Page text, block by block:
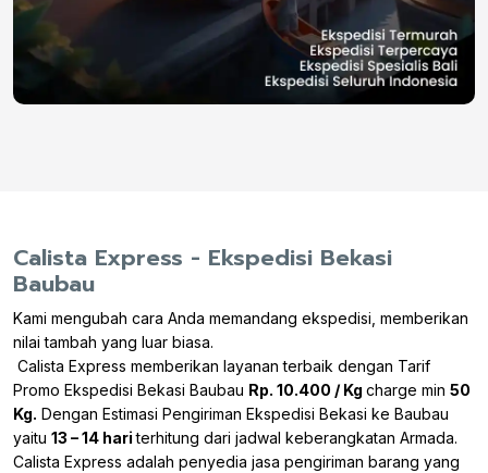
Calista Express - Ekspedisi Bekasi
Baubau
Kami mengubah cara Anda memandang ekspedisi, memberikan
nilai tambah yang luar biasa.
Calista Express memberikan layanan terbaik dengan Tarif
Promo Ekspedisi Bekasi Baubau Rp. 10.400 / Kg charge min 50
Kg. Dengan Estimasi Pengiriman Ekspedisi Bekasi ke Baubau
yaitu 13 – 14 hariterhitung dari jadwal keberangkatan Armada.
Calista Express adalah penyedia jasa pengiriman barang yang